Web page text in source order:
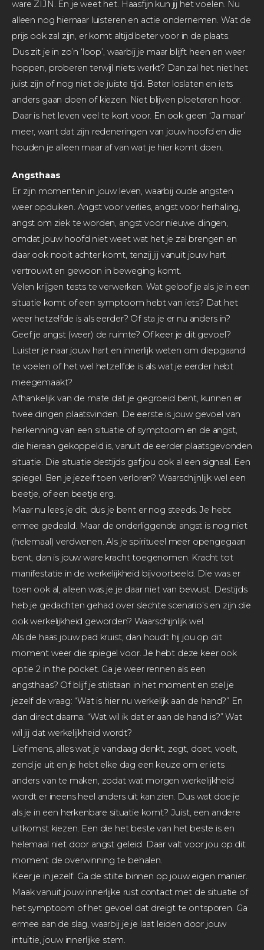
ware ZIJN. En je weet het. Haasfijn kun jij het voelen. Nu
alleen nog hiernaar luisteren en actie ondernemen. Wat de
prijs ook zal zijn, er komt altijd beter voor in de plaats.
Dus zit je in zo’n ‘loop’, waarbij je maar blijft heen en weer
hoppen, proberen terwijl niets werkt? Dan zal het niet het
juist zijn of nog niet de juiste tijd. Beter loslaten en iets
anders gaan doen of kiezen. Niet blijven ploeteren hoor.
Daar is het leven veel te kort voor. En ook geen ‘Ja maar’
meer, want dat zijn redeneringen van jouw hoofd en die
houden je alleen maar af van wat je hier komt doen.
Angsthaas
Er zijn momenten in jouw leven, waarbij oude angsten
weer opduiken. Angst voor verlies, angst voor herhaling,
angst om ziek te worden, angst voor nieuwe dingen,
omdat jouw hoofd niet weet wat het je zal brengen en
daar ook nooit achter komt, tenzij jij vanuit jouw hart
vertrouwt en gewoon in beweging komt.
Velen krijgen tests te verwerken. Wat geloof je als je in een
situatie komt of een symptoom hebt van iets? Dat het
weer hetzelfde is als eerder? Of sta je er nu anders in?
Geef je angst (weer) de ruimte? Of keer je dit gevoel?
Luister je naar jouw hart en innerlijk weten om diepgaand
te voelen of het wel hetzelfde is als wat je eerder hebt
meegemaakt?
Afhankelijk van de mate dat je gegroeid bent, kunnen er
twee dingen plaatsvinden. De eerste is jouw gevoel van
herkenning van een situatie of symptoom en de angst,
die hieraan gekoppeld is, vanuit de eerder plaatsgevonden
situatie. Die situatie destijds gaf jou ook al een signaal. Een
spiegel. Ben je jezelf toen verloren? Waarschijnlijk wel een
beetje, of een beetje erg.
Maar nu lees je dit, dus je bent er nog steeds. Je hebt
ermee gedeald. Maar de onderliggende angst is nog niet
(helemaal) verdwenen. Als je spiritueel meer opengegaan
bent, dan is jouw ware kracht toegenomen. Kracht tot
manifestatie in de werkelijkheid bijvoorbeeld. Die was er
toen ook al, alleen was je je daar niet van bewust. Destijds
heb je gedachten gehad over slechte scenario’s en zijn die
ook werkelijkheid geworden? Waarschijnlijk wel.
Als de haas jouw pad kruist, dan houdt hij jou op dit
moment weer die spiegel voor. Je hebt deze keer ook
optie 2 in the pocket. Ga je weer rennen als een
angsthaas? Of blijf je stilstaan in het moment en stel je
jezelf de vraag: “Wat is hier nu werkelijk aan de hand?” En
dan direct daarna: “Wat wil ik dat er aan de hand is?” Wat
wil jij dat werkelijkheid wordt?
Lief mens, alles wat je vandaag denkt, zegt, doet, voelt,
zend je uit en je hebt elke dag een keuze om er iets
anders van te maken, zodat wat morgen werkelijkheid
wordt er ineens heel anders uit kan zien. Dus wat doe je
als je in een herkenbare situatie komt? Juist, een andere
uitkomst kiezen. Een die het beste van het beste is en
helemaal niet door angst geleid. Daar valt voor jou op dit
moment de overwinning te behalen.
Keer je in jezelf. Ga de stilte binnen op jouw eigen manier.
Maak vanuit jouw innerlijke rust contact met de situatie of
het symptoom of het gevoel dat dreigt te ontsporen. Ga
ermee aan de slag, waarbij je je laat leiden door jouw
intuïtie, jouw innerlijke stem.